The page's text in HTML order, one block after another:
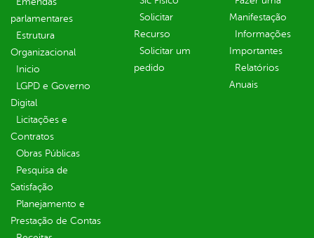
parlamentares
Estrutura
Organizacional
Inicio
LGPD e Governo
Digital
Licitações e
Contratos
Obras Públicas
Pesquisa de
Satisfação
Planejamento e
Prestação de Contas
Solicitar
Recurso
Solicitar um
pedido
Manifestação
Informações
Importantes
Relatórios
Anuais